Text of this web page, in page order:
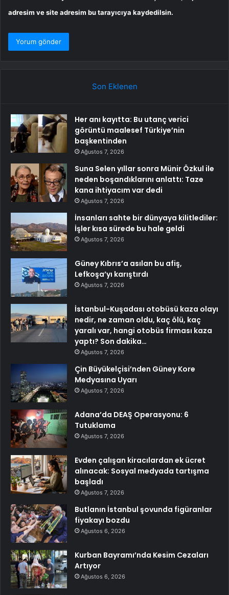
adresim ve site adresim bu tarayıcıya kaydedilsin.
Son Eklenen
Her anı kayıtta: Bu utanç verici
görüntü maalesef Türkiye’nin
başkentinden
Ağustos 7, 2026
Suna Selen yıllar sonra Münir Özkul ile
neden boşandıklarını anlattı: Taze
kana ihtiyacım var dedi
Ağustos 7, 2026
İnsanları sahte bir dünyaya kilitlediler:
İşler kısa sürede bu hale geldi
Ağustos 7, 2026
Güney Kıbrıs’a asılan bu afiş,
Lefkoşa’yı karıştırdı
Ağustos 7, 2026
İstanbul-Kuşadası otobüsü kaza olayı
nedir, ne zaman oldu, kaç ölü, kaç
yaralı var, hangi otobüs firması kaza
yaptı? Son dakika…
Ağustos 7, 2026
Çin Büyükelçisi’nden Güney Kore
Medyasına Uyarı
Ağustos 7, 2026
Adana’da DEAŞ Operasyonu: 6
Tutuklama
Ağustos 7, 2026
Evden çalışan kiracılardan ek ücret
alınacak: Sosyal medyada tartışma
başladı
Ağustos 7, 2026
Butlanın İstanbul şovunda figüranlar
fiyakayı bozdu
Ağustos 6, 2026
Kurban Bayramı’nda Kesim Cezaları
Artıyor
Ağustos 6, 2026